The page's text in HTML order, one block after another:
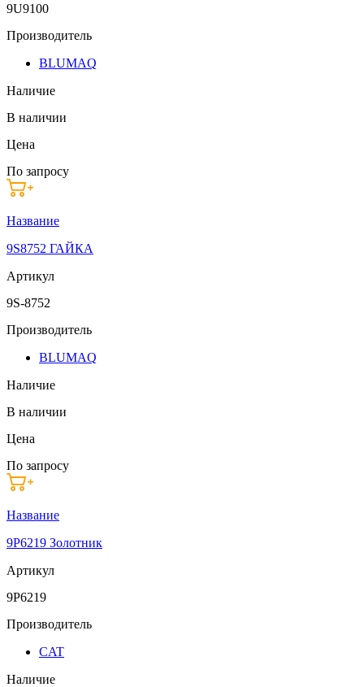
9U9100
Производитель
BLUMAQ
Наличие
В наличии
Цена
По запросу
Название
9S8752 ГАЙКА
Артикул
9S-8752
Производитель
BLUMAQ
Наличие
В наличии
Цена
По запросу
Название
9P6219 Золотник
Артикул
9P6219
Производитель
CAT
Наличие